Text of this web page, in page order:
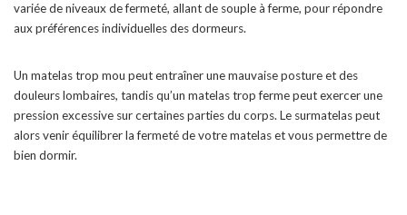
variée de niveaux de fermeté, allant de souple à ferme, pour répondre
aux préférences individuelles des dormeurs.
Un matelas trop mou peut entraîner une mauvaise posture et des
douleurs lombaires, tandis qu’un matelas trop ferme peut exercer une
pression excessive sur certaines parties du corps. Le surmatelas peut
alors venir équilibrer la fermeté de votre matelas et vous permettre de
bien dormir.